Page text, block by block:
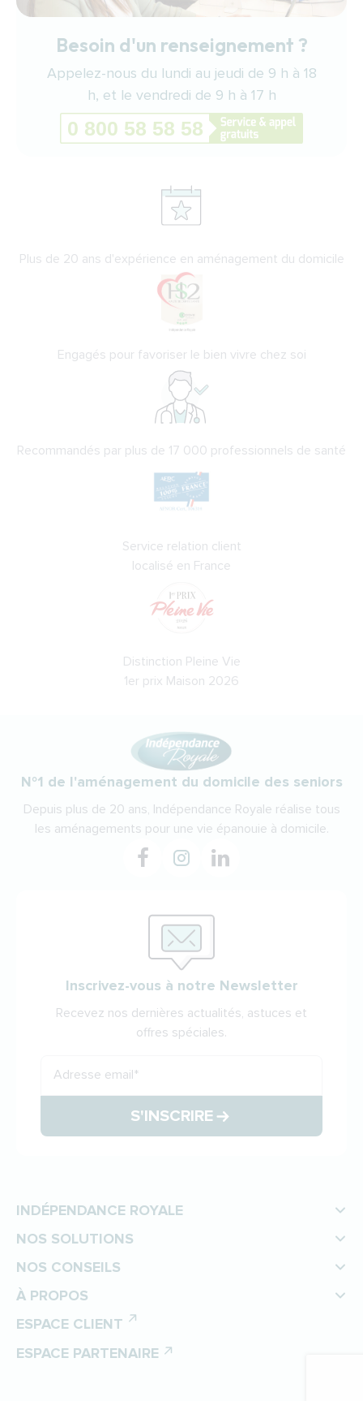
Besoin d'un renseignement ?
Appelez-nous du lundi au jeudi de 9 h à 18
h, et le vendredi de 9 h à 17 h
Plus de 20 ans d'expérience en aménagement du domicile
Engagés pour favoriser le bien vivre chez soi
Recommandés par plus de 17 000 professionnels de santé
Service relation client
localisé en France
Distinction Pleine Vie
1er prix Maison 2026
N°1 de l'aménagement du domicile des seniors
Depuis plus de 20 ans, Indépendance Royale réalise tous
les aménagements pour une vie épanouie à domicile.
Inscrivez-vous à notre Newsletter
Recevez nos dernières actualités, astuces et
offres spéciales.
Adresse email*
S'INSCRIRE
INDÉPENDANCE ROYALE
NOS SOLUTIONS
NOS CONSEILS
À PROPOS
ESPACE CLIENT
ESPACE PARTENAIRE